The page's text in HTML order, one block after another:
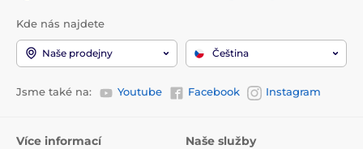
Kde nás najdete
Naše prodejny Čeština
Jsme také na: Youtube Facebook Instagram
Více informací Naše služby